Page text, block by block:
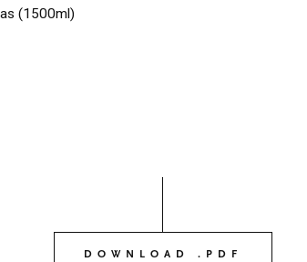
(1500ml)
DOWNLOAD .PDF